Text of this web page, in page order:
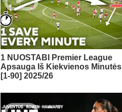
1 NUOSTABI Premier League
Apsauga Iš Kiekvienos Minutės
[1-90] 2025/26